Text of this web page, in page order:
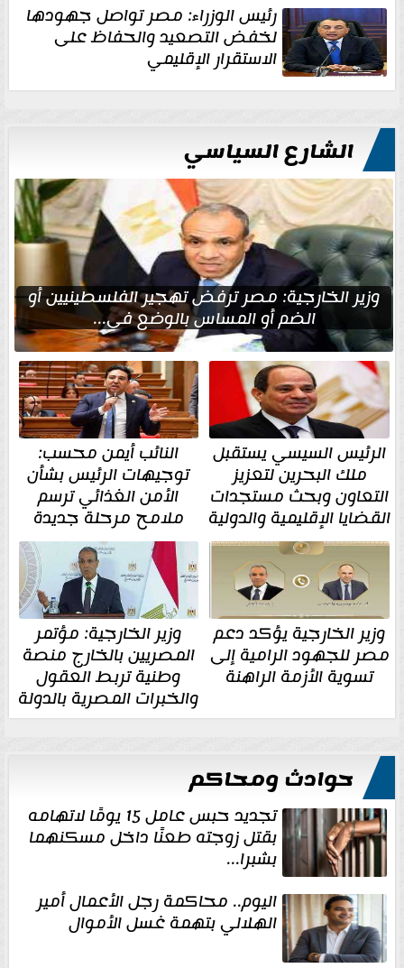
رئيس الوزراء: مصر تواصل جهودها
لخفض التصعيد والحفاظ على
الاستقرار الإقليمي
الشارع السياسي
وزير الخارجية: مصر ترفض تهجير الفلسطينيين أو
الضم أو المساس بالوضع في...
الرئيس السيسي يستقبل
ملك البحرين لتعزيز
التعاون وبحث مستجدات
القضايا الإقليمية والدولية
النائب أيمن محسب:
توجيهات الرئيس بشأن
الأمن الغذائي ترسم
ملامح مرحلة جديدة
وزير الخارجية يؤكد دعم
مصر للجهود الرامية إلى
تسوية الأزمة الراهنة
وزير الخارجية: مؤتمر
المصريين بالخارج منصة
وطنية تربط العقول
والخبرات المصرية بالدولة
حوادث ومحاكم
تجديد حبس عامل 15 يومًا لاتهامه
بقتل زوجته طعنًا داخل مسكنهما
بشبرا...
اليوم.. محاكمة رجل الأعمال أمير
الهلالي بتهمة غسل الأموال